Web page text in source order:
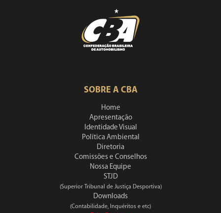
SOBRE A CBA
Home
Apresentação
Identidade Visual
Política Ambiental
Diretoria
Comissões e Conselhos
Nossa Equipe
STJD
(Superior Tribunal de Justiça Desportiva)
Downloads
(Contabilidade, Inquéritos e etc)